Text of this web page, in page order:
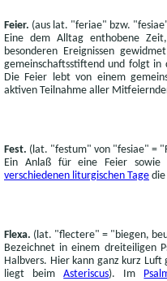
Feier. (aus lat. "feriae" bzw.
Eine dem Alltag enthobene
besonderen Ereignissen
gemeinschaftsstiftend und folgt in
Die Feier lebt von einem
aktiven Teilnahme aller
Fest. (lat. "festum" von "fesiae" =
Ein Anlaß für eine Feier
verschiedenen liturgischen Tage die
Flexa. (lat. "flectere" = "biegen,
Bezeichnet in einem dreiteiligen
Halbvers. Hier kann ganz kurz
liegt beimAsteriscus). Im